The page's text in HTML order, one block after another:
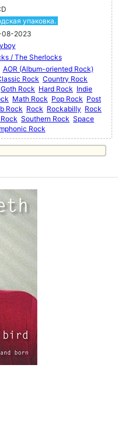
упаковка.
2023
/ The Sherlocks
AOR (Album-oriented Rock)
Rock Country Rock
Goth Rock Hard Rock Indie
Math Rock Pop Rock Post
Rock Rock Rockabilly Rock
Southern Rock Space
Rock